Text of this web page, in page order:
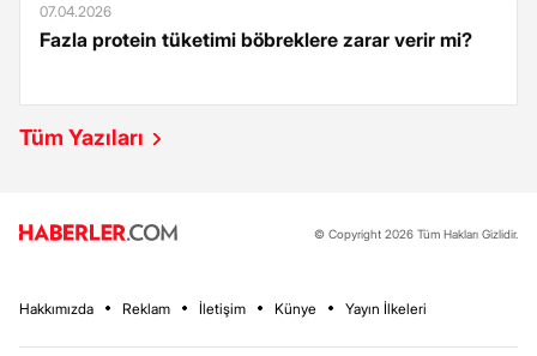
07.04.2026
Fazla protein tüketimi böbreklere zarar verir mi?
Tüm Yazıları
© Copyright 2026 Tüm Hakları Gizlidir.
Hakkımızda Reklam İletişim Künye Yayın İlkeleri